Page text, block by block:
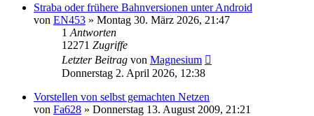
Straba oder frühere Bahnversionen unter Android
von EN453 » Montag 30. März 2026, 21:47
1 Antworten
12271 Zugriffe
Letzter Beitrag von Magnesium
Donnerstag 2. April 2026, 12:38
Vorstellen von selbst gemachten Netzen
von Fa628 » Donnerstag 13. August 2009, 21:21